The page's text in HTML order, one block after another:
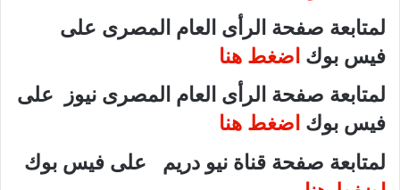
لمتابعة صفحة الرأى العام المصرى على
فيس بوك اضغط هنا
لمتابعة صفحة الرأى العام المصرى نيوز على
فيس بوك اضغط هنا
لمتابعة صفحة قناة نيو دريم على فيس بوك